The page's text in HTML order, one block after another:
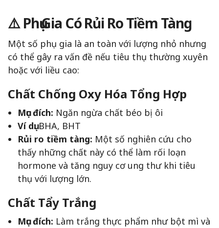
⚠️ Phụ Gia Có Rủi Ro Tiềm Tàng
Một số phụ gia là an toàn với lượng nhỏ nhưng
có thể gây ra vấn đề nếu tiêu thụ thường xuyên
hoặc với liều cao:
Chất Chống Oxy Hóa Tổng Hợp
Mục đích: Ngăn ngừa chất béo bị ôi
Ví dụ:BHA, BHT
Rủi ro tiềm tàng: Một số nghiên cứu cho
thấy những chất này có thể làm rối loạn
hormone và tăng nguy cơ ung thư khi tiêu
thụ với lượng lớn.
Chất Tẩy Trắng
Mục đích: Làm trắng thực phẩm như bột mì và